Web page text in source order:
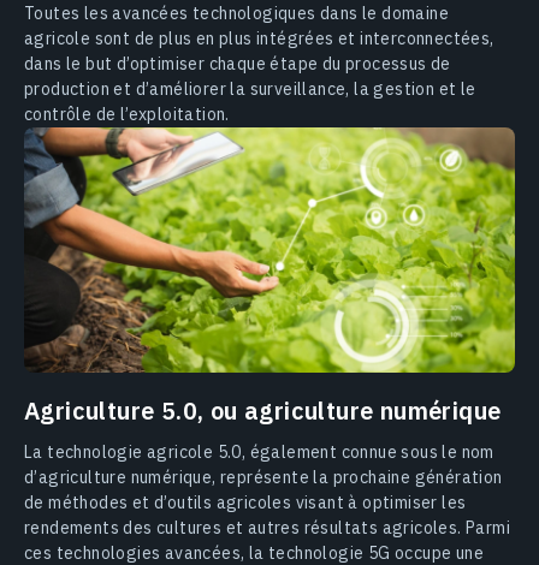
Toutes les avancées technologiques dans le domaine
agricole sont de plus en plus intégrées et interconnectées,
dans le but d’optimiser chaque étape du processus de
production et d’améliorer la surveillance, la gestion et le
contrôle de l’exploitation.
Agriculture 5.0, ou agriculture numérique
La technologie agricole 5.0, également connue sous le nom
d’agriculture numérique, représente la prochaine génération
de méthodes et d’outils agricoles visant à optimiser les
rendements des cultures et autres résultats agricoles. Parmi
ces technologies avancées, la technologie 5G occupe une